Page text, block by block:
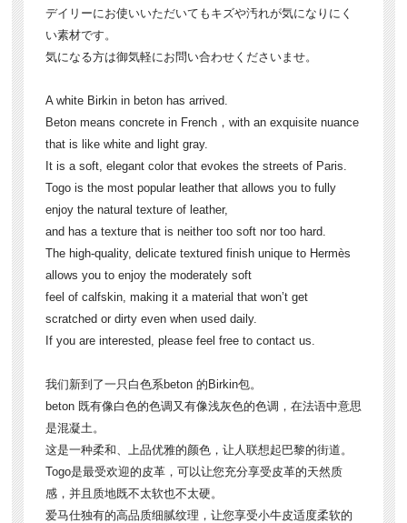
デイリーにお使いいただいてもキズや汚れが気になりにく
い素材です。
気になる方は御気軽にお問い合わせくださいませ。
A white Birkin in beton has arrived.
Beton means concrete in French，with an exquisite nuance
that is like white and light gray.
It is a soft, elegant color that evokes the streets of Paris.
Togo is the most popular leather that allows you to fully
enjoy the natural texture of leather,
and has a texture that is neither too soft nor too hard.
The high-quality, delicate textured finish unique to Hermès
allows you to enjoy the moderately soft
feel of calfskin, making it a material that won’t get
scratched or dirty even when used daily.
If you are interested, please feel free to contact us.
我们新到了一只白色系beton 的Birkin包。
beton 既有像白色的色调又有像浅灰色的色调，在法语中意思
是混凝土。
这是一种柔和、上品优雅的颜色，让人联想起巴黎的街道。
Togo是最受欢迎的皮革，可以让您充分享受皮革的天然质
感，并且质地既不太软也不太硬。
爱马仕独有的高品质细腻纹理，让您享受小牛皮适度柔软的